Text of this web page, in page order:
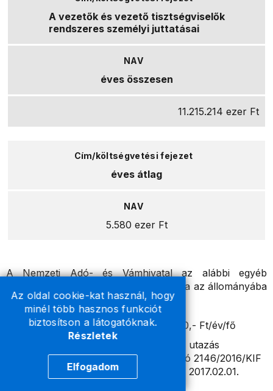
Az oldal cookie-kat használ, hogy
minél több hasznos funkciót
biztosítson a látogatóknak.
Részletek
Elfogadom
A vezetők és vezető tisztségviselők
rendszeres személyi juttatásai
éves összesen
11.215.214 ezer Ft
éves átlag
5.580 ezer Ft
A Nemzeti Adó- és Vámhivatal az alábbi egyéb
juttatásokat, költségtérítéseket biztosítja az állományába
tartozó foglalkoztatottak számára:
Cafetéria juttatás: bruttó 200.000,- Ft/év/fő
A munkába járással kapcsolatos utazás
költségeinek megtérítéséről szóló 2146/2016/KIF
szabályzat szerinti költségtérítés 2017.02.01.